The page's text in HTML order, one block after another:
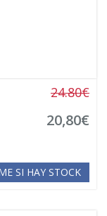
24.80€
20,80€
SI HAY STOCK